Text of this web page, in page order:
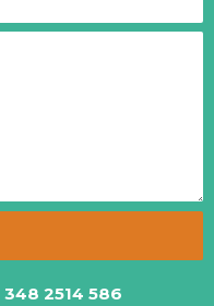
348 2514 586